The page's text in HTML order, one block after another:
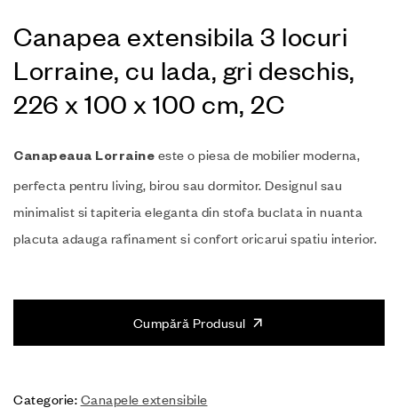
Canapea extensibila 3 locuri
Lorraine, cu lada, gri deschis,
226 x 100 x 100 cm, 2C
Canapeaua Lorraine este o piesa de mobilier moderna,
perfecta pentru living, birou sau dormitor. Designul sau
minimalist si tapiteria eleganta din stofa buclata in nuanta
placuta adauga rafinament si confort oricarui spatiu interior.
Cumpără Produsul
Categorie: Canapele extensibile